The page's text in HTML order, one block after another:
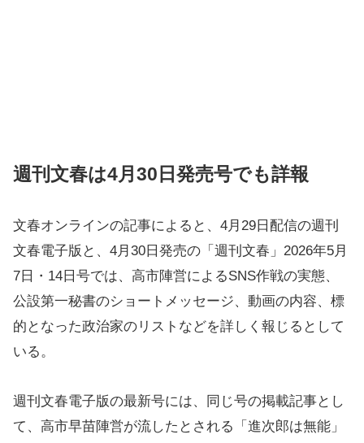
週刊文春は4月30日発売号でも詳報
文春オンラインの記事によると、4月29日配信の週刊
文春電子版と、4月30日発売の「週刊文春」2026年5月
7日・14日号では、高市陣営によるSNS作戦の実態、
公設第一秘書のショートメッセージ、動画の内容、標
的となった政治家のリストなどを詳しく報じるとして
いる。
週刊文春電子版の最新号には、同じ号の掲載記事とし
て、高市早苗陣営が流したとされる「進次郎は無能」